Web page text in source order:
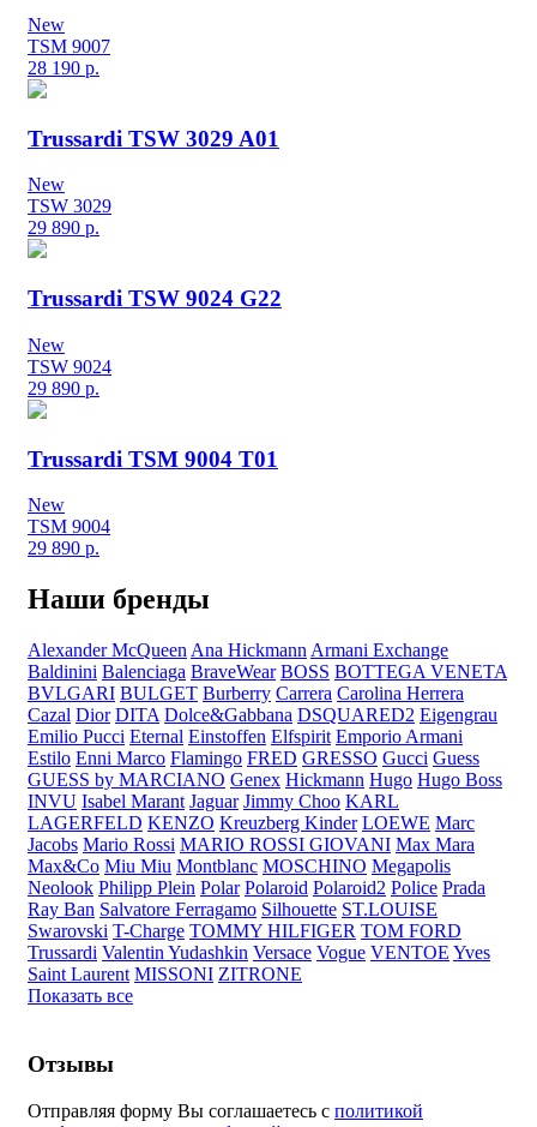
New
TSM 9007
28 190 р.
Trussardi TSW 3029 A01
New
TSW 3029
29 890 р.
Trussardi TSW 9024 G22
New
TSW 9024
29 890 р.
Trussardi TSM 9004 T01
New
TSM 9004
29 890 р.
Наши бренды
Alexander McQueen Ana Hickmann Armani Exchange
Baldinini Balenciaga BraveWear BOSS BOTTEGA VENETA
BVLGARI BULGET Burberry Carrera Carolina Herrera
Cazal Dior DITA Dolce&Gabbana DSQUARED2 Eigengrau
Emilio Pucci Eternal Einstoffen Elfspirit Emporio Armani
Estilo Enni Marco Flamingo FRED GRESSO Gucci Guess
GUESS by MARCIANO Genex Hickmann Hugo Hugo Boss
INVU Isabel Marant Jaguar Jimmy Choo KARL
LAGERFELD KENZO Kreuzberg Kinder LOEWE Marc
Jacobs Mario Rossi MARIO ROSSI GIOVANI Max Mara
Max&Co Miu Miu Montblanc MOSCHINO Megapolis
Neolook Philipp Plein Polar Polaroid Polaroid2 Police Prada
Ray Ban Salvatore Ferragamo Silhouette ST.LOUISE
Swarovski T-Charge TOMMY HILFIGER TOM FORD
Trussardi Valentin Yudashkin Versace Vogue VENTOE Yves
Saint Laurent MISSONI ZITRONE
Показать все
Отзывы
Отправляя форму Вы соглашаетесь с политикой